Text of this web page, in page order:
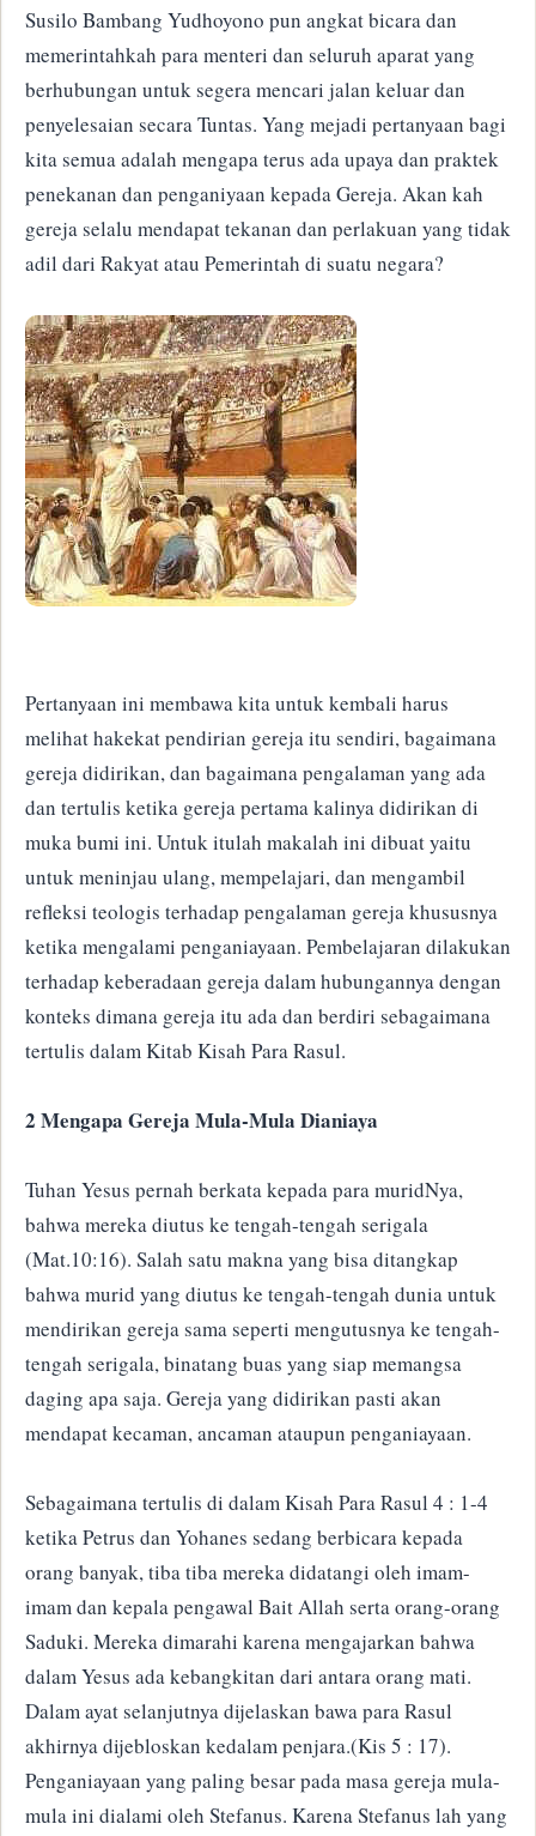
Susilo Bambang Yudhoyono pun angkat bicara dan
memerintahkah para menteri dan seluruh aparat yang
berhubungan untuk segera mencari jalan keluar dan
penyelesaian secara Tuntas. Yang mejadi pertanyaan bagi
kita semua adalah mengapa terus ada upaya dan praktek
penekanan dan penganiyaan kepada Gereja. Akan kah
gereja selalu mendapat tekanan dan perlakuan yang tidak
adil dari Rakyat atau Pemerintah di suatu negara?
Pertanyaan ini membawa kita untuk kembali harus
melihat hakekat pendirian gereja itu sendiri, bagaimana
gereja didirikan, dan bagaimana pengalaman yang ada
dan tertulis ketika gereja pertama kalinya didirikan di
muka bumi ini. Untuk itulah makalah ini dibuat yaitu
untuk meninjau ulang, mempelajari, dan mengambil
refleksi teologis terhadap pengalaman gereja khususnya
ketika mengalami penganiayaan. Pembelajaran dilakukan
terhadap keberadaan gereja dalam hubungannya dengan
konteks dimana gereja itu ada dan berdiri sebagaimana
tertulis dalam Kitab Kisah Para Rasul.
2 Mengapa Gereja Mula-Mula Dianiaya
Tuhan Yesus pernah berkata kepada para muridNya,
bahwa mereka diutus ke tengah-tengah serigala
(Mat.10:16). Salah satu makna yang bisa ditangkap
bahwa murid yang diutus ke tengah-tengah dunia untuk
mendirikan gereja sama seperti mengutusnya ke tengah-
tengah serigala, binatang buas yang siap memangsa
daging apa saja. Gereja yang didirikan pasti akan
mendapat kecaman, ancaman ataupun penganiayaan.
Sebagaimana tertulis di dalam Kisah Para Rasul 4 : 1-4
ketika Petrus dan Yohanes sedang berbicara kepada
orang banyak, tiba tiba mereka didatangi oleh imam-
imam dan kepala pengawal Bait Allah serta orang-orang
Saduki. Mereka dimarahi karena mengajarkan bahwa
dalam Yesus ada kebangkitan dari antara orang mati.
Dalam ayat selanjutnya dijelaskan bawa para Rasul
akhirnya dijebloskan kedalam penjara.(Kis 5 : 17).
Penganiayaan yang paling besar pada masa gereja mula-
mula ini dialami oleh Stefanus. Karena Stefanus lah yang